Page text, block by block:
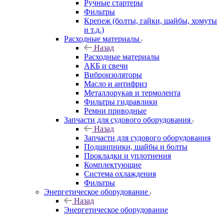
Ручные стартеры
Фильтры
Крепеж (болты, гайки, шайбы, хомуты
и т.д.)
Расходные материалы
Назад
Расходные материалы
АКБ и свечи
Виброизоляторы
Масло и антифриз
Металлорукав и термолента
Фильтры гидравлики
Ремни приводные
Запчасти для судового оборудования
Назад
Запчасти для судового оборудования
Подшипники, шайбы и болты
Прокладки и уплотнения
Комплектующие
Система охлаждения
Фильтры
Энергетическое оборудование
Назад
Энергетическое оборудование